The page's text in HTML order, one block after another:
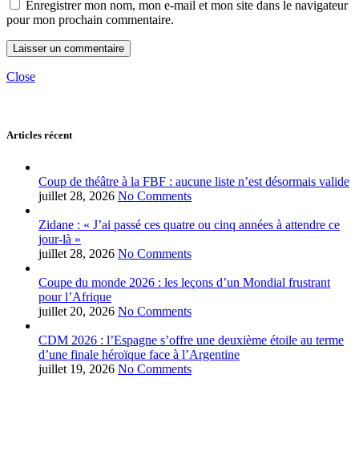
Enregistrer mon nom, mon e-mail et mon site dans le navigateur
pour mon prochain commentaire.
Close
Articles récent
Coup de théâtre à la FBF : aucune liste n’est désormais valide
juillet 28, 2026 No Comments
Zidane : « J’ai passé ces quatre ou cinq années à attendre ce
jour-là »
juillet 28, 2026 No Comments
Coupe du monde 2026 : les leçons d’un Mondial frustrant
pour l’Afrique
juillet 20, 2026 No Comments
CDM 2026 : l’Espagne s’offre une deuxième étoile au terme
d’une finale héroïque face à l’Argentine
juillet 19, 2026 No Comments